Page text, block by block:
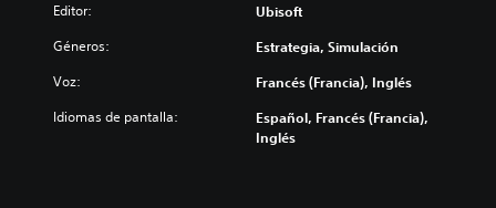
Editor: Ubisoft
Géneros: Estrategia, Simulación
Voz: Francés (Francia), Inglés
Idiomas de pantalla:
Español, Francés (Francia),
Inglés